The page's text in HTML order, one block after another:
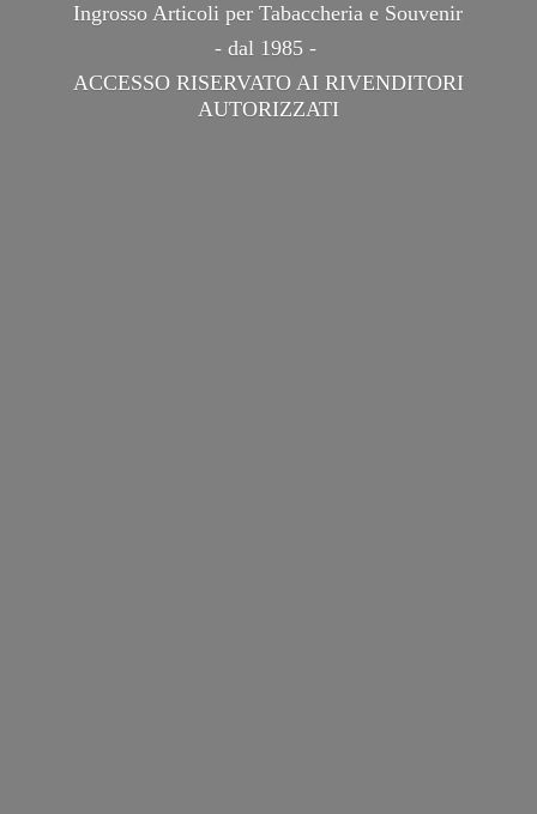
Ingrosso Articoli per Tabaccheria e Souvenir
- dal 1985 -
ACCESSO RISERVATO AI RIVENDITORI
AUTORIZZATI